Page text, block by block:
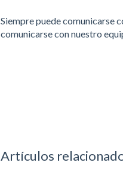
Siempre puede comunicarse
comunicarse con nuestro
Artículos